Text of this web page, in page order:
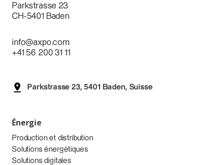
Parkstrasse 23
CH-5401 Baden
info@axpo.com
+41 56 200 31 11
Parkstrasse 23, 5401 Baden, Suisse
Énergie
Production et distribution
Solutions énergétiques
Solutions digitales